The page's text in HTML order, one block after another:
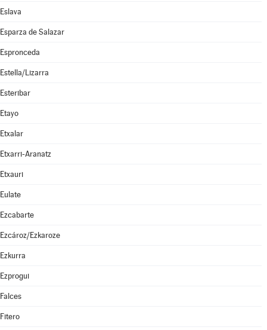
Eslava
Esparza de Salazar
Espronceda
Estella/Lizarra
Esteribar
Etayo
Etxalar
Etxarri-Aranatz
Etxauri
Eulate
Ezcabarte
Ezcároz/Ezkaroze
Ezkurra
Ezprogui
Falces
Fitero